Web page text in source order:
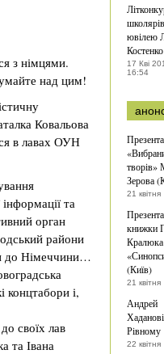
з німцями.
над цим!
Ковальова
в лавах ОУН
та
орган
райони
до Німеччини…
і,
своїх лав
та Івана
ювілею
Костенко
17 Кві
16:54
творів»
Зерова
21 квітня
книжки
Кралюка
(Київ)
21 квітня
Андрей
Рівному
22 квітня